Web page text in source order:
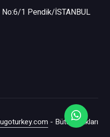
No:6/1 Pendik/İSTANBUL
- Bütün Hakları